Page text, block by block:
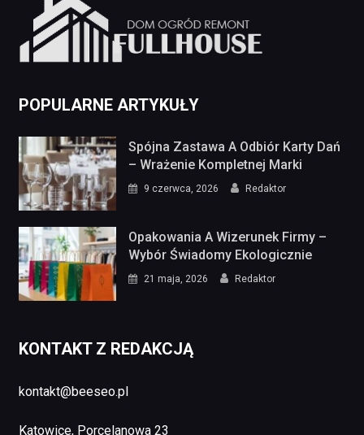
POPULARNE ARTYKUŁY
Spójna Zastawa A Odbiór Karty Dań
– Wrażenie Kompletnej Marki
9 czerwca, 2026 Redaktor
Opakowania A Wizerunek Firmy –
Wybór Świadomy Ekologicznie
21 maja, 2026 Redaktor
KONTAKT Z REDAKCJĄ
kontakt@beeseo.pl
Katowice, Porcelanowa 23